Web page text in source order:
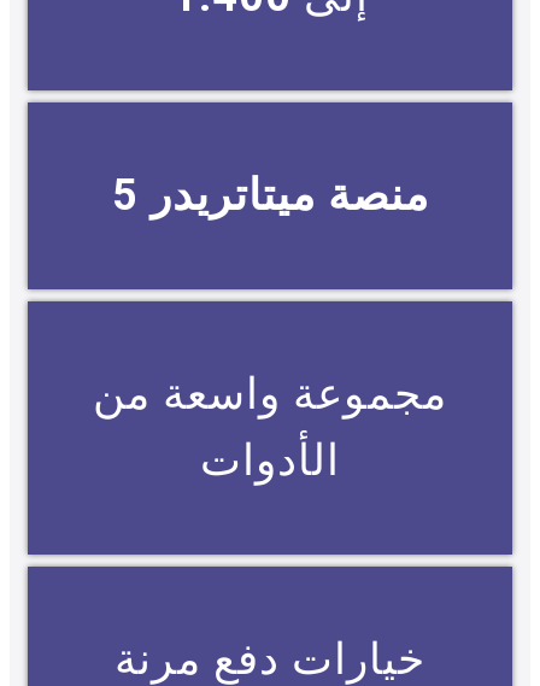
منصة ميتاتريدر 5
مجموعة واسعة من
الأدوات
خيارات دفع مرنة